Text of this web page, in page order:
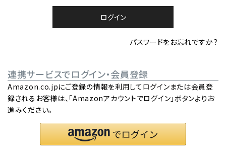
ログイン
パスワードをお忘れですか？
連携サービスでログイン・会員登録
Amazon.co.jpにご登録の情報を利用してログインまたは会員登
録されるお客様は、「Amazonアカウントでログイン」ボタンよりお
進みください。